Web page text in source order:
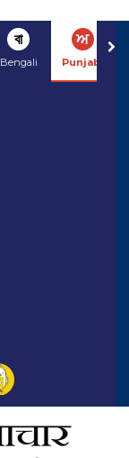
বা
Bengali
ਅ
Punjabi